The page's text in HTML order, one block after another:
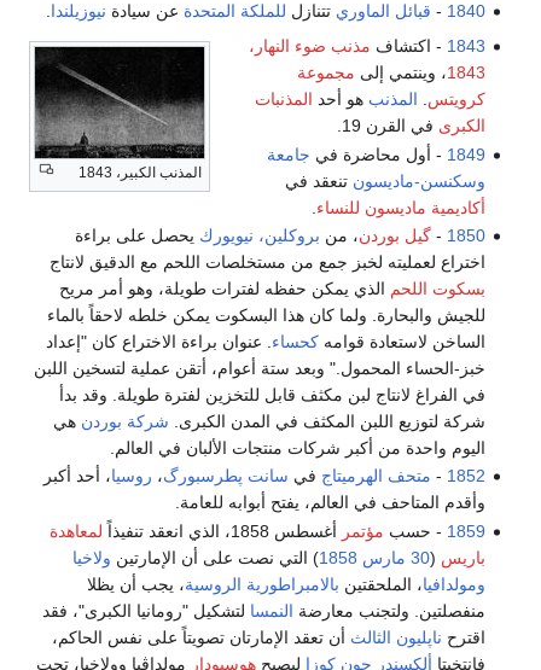
1840
- قبائل الماوري تتنازل للملكة المتحدة عن سيادة نيوزيلندا
المذنب الكبير، 1843
1843 - اكتشاف مذنب ضوء النهار،
1843، وينتمي إلى مجموعة
كرويتس
المذنب هو أحد المذنبات
الكبرى في القرن 19.
1849 - أول محاضرة في جامعة
وسكنسن-ماديسون تنعقد في
أكاديمية ماديسون للنساء
1850
-گيل بوردن، من بروكلين، نيويورك يحصل على براءة
اختراع لعمليته لخبز جمع من مستخلصات اللحم مع الدقيق لانتاج
بسكوت اللحم الذي يمكن حفظه لفترات طويلة، وهو أمر مريح
للجيش والبحارة. ولما كان هذا البسكوت يمكن خلطه لاحقاً بالماء
الساخن لاستعادة قوامهكحساء . عنوان براءة الاختراع كان "إعداد
خبز-الحساء المحمول." وبعد ستة أعوام، أتقن عملية لتسخين اللبن
في الفراغ لانتاج لبن مكثف قابل للتخزين لفترة طويلة. وقد بدأ
شركة لتوزيع اللبن المكثف في المدن الكبرى. شركة بوردن هي
اليوم واحدة من أكبر شركات منتجات الألبان في العالم.
1852
- متحف الهرميتاج في سانت پطرسبورگ، روسيا، أحد أكبر
وأقدم المتاحف في العالم، يفتح أبوابه للعامة.
1859 - حسب مؤتمر أغسطس 1858، الذي انعقد تنفيذاً
لمعاهدة
باريس (30 مارس 1858) التي نصت على أن الإمارتين ولاخيا
ومولدافيا، الملحقتين بالامبراطورية الروسية، يجب أن يظلا
منفصلتين. ولتجنب معارضة النمسا لتشكيل "رومانيا الكبرى"، فقد
اقترح ناپليون الثالث أن تعقد الإمارتان تصويتاً على نفس الحاكم،
فانتخبتا ألكسندر جون كوزا ليصبحهوسپودار مولداڤيا وولاخيا، تحت